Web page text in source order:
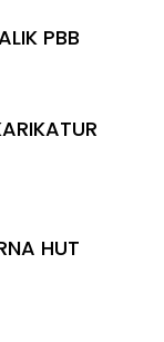
PBB
HUT